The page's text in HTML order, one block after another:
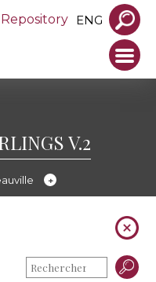
Repository ENG
V.2